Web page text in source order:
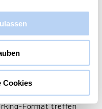
Cookies
Format treffen